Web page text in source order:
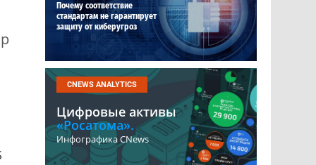
Почему соответствие
стандартам не гарантирует
защиту от киберугроз
CNEWS ANALYTICS
Цифровые активы
«Росатома».
Инфографика CNews